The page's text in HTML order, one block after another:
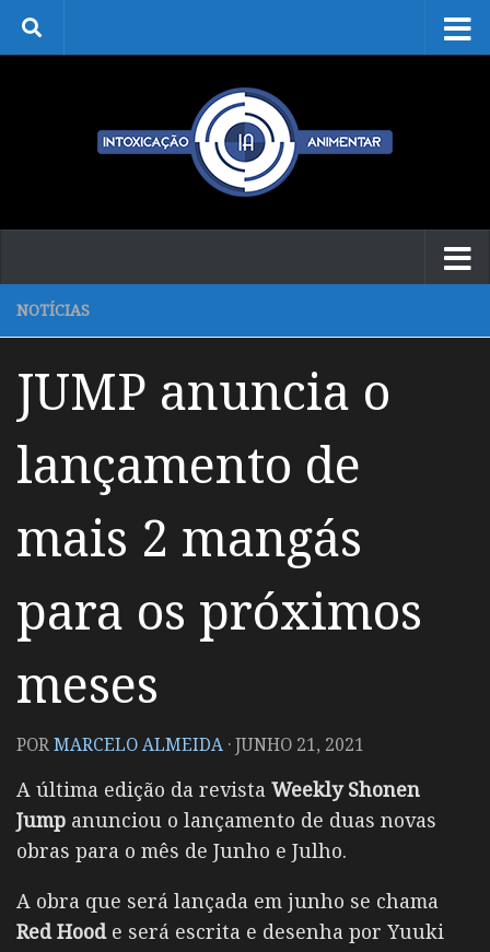
Skip to content
NOTÍCIAS
JUMP anuncia o
lançamento de
mais 2 mangás
para os próximos
meses
PORMARCELO ALMEIDA ·JUNHO 21, 2021
A última edição da revista Weekly Shonen
Jump anunciou o lançamento de duas novas
obras para o mês de Junho e Julho.
A obra que será lançada em junho se chama
Red Hoode será escrita e desenha por Yuuki